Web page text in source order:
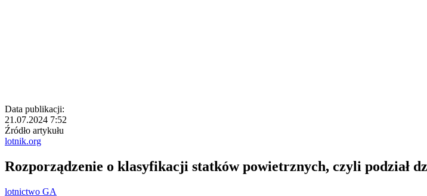
Data publikacji:
21.07.2024 7:52
Źródło artykułu
lotnik.org
Rozporządzenie o klasyfikacji statków powietrznych, czyli podział
lotnictwo GA